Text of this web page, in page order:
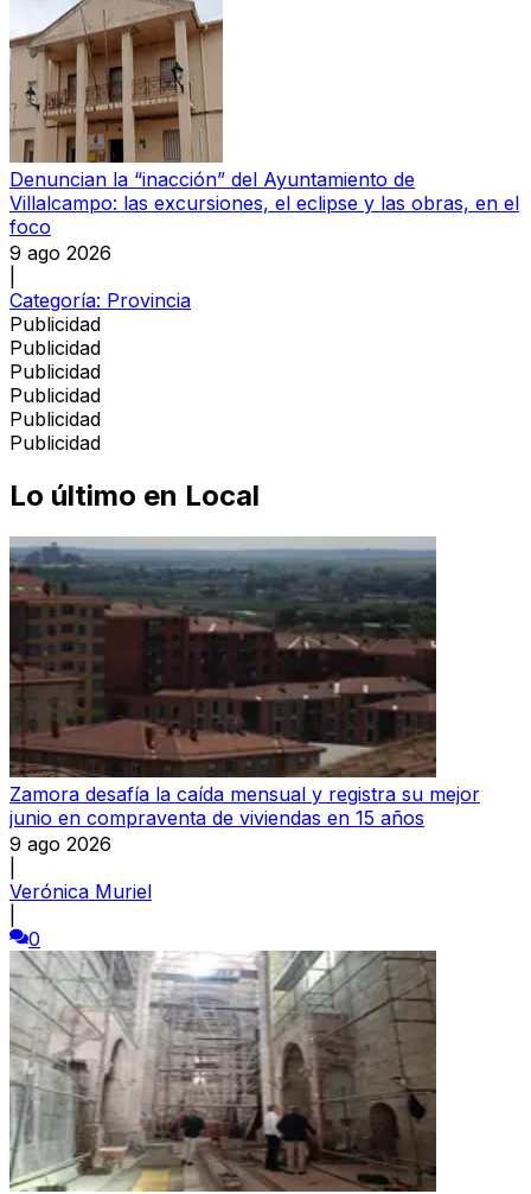
Denuncian la “inacción” del Ayuntamiento de
Villalcampo: las excursiones, el eclipse y las obras, en el
foco
9 ago 2026
Categoría: Provincia
Publicidad
Publicidad
Publicidad
Publicidad
Publicidad
Publicidad
Lo último en Local
Zamora desafía la caída mensual y registra su mejor
junio en compraventa de viviendas en 15 años
9 ago 2026
Verónica Muriel
0